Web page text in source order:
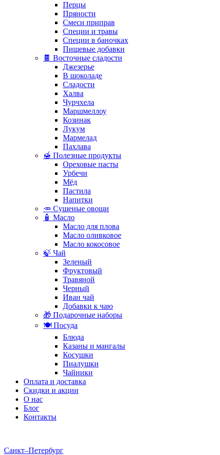
Перцы
Пряности
Смеси приправ
Специи и травы
Специи в баночках
Пищевые добавки
🍫 Восточные сладости
Джезерье
В шоколаде
Сладости
Халва
Чурчхела
Маршмеллоу
Козинак
Лукум
Мармелад
Пахлава
🍯 Полезные продукты
Ореховые пасты
Урбечи
Мёд
Пастила
Напитки
🥕 Сушеные овощи
🧴 Масло
Масло для плова
Масло оливковое
Масло кокосовое
🍃 Чай
Зеленый
Фруктовый
Травяной
Черный
Иван чай
Добавки к чаю
🎁 Подарочные наборы
🍽️ Посуда
Блюда
Казаны и мангалы
Косушки
Пиалушки
Чайники
Оплата и доставка
Скидки и акции
О нас
Блог
Контакты
Санкт–Петербург